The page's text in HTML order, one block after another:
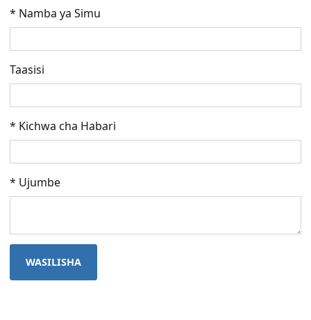
* Namba ya Simu
Taasisi
* Kichwa cha Habari
* Ujumbe
WASILISHA